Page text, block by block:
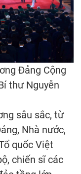
Đảng Cộng
thư Nguyễn
sâu sắc, từ
Nhà nước,
quốc Việt
chiến sĩ các